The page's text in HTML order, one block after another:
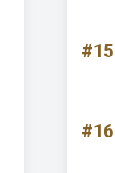
#15
#16